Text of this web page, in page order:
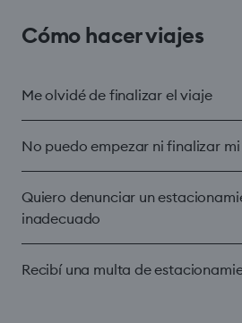
Cómo hacer viajes
Me olvidé de finalizar el viaje
No puedo empezar ni finalizar
Quiero denunciar un
inadecuado
Recibí una multa de